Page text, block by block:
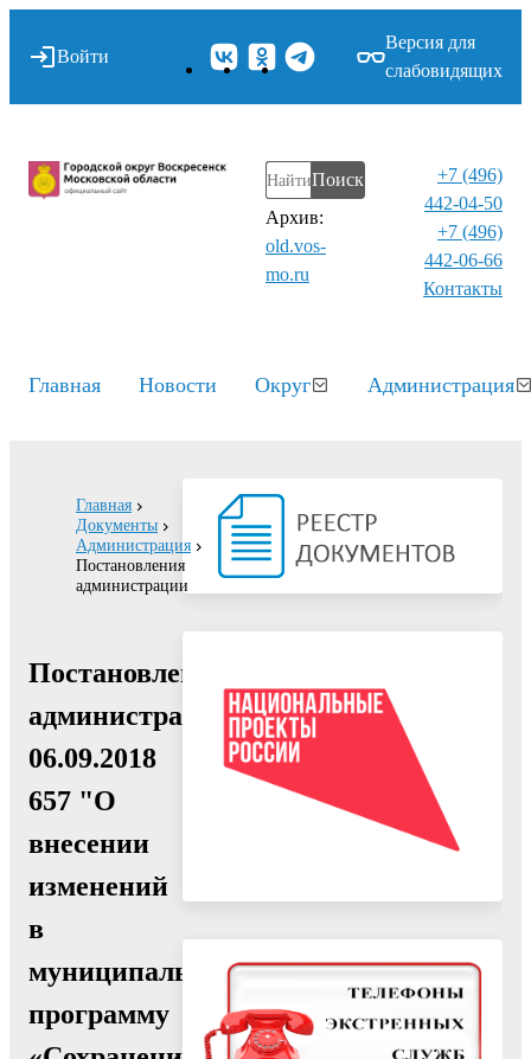
Войти
Версия для
слабовидящих
Поиск
Архив:
old.vos-
mo.ru
+7 (496)
442-04-50
+7 (496)
442-06-66
Контакты⁠
Главная Новости Округ Администрация
Главная
Документы
Администрация
Постановления
администрации
Постановление
администрации
06.09.2018
657 "О
внесении
изменений
в
муниципальную
программу